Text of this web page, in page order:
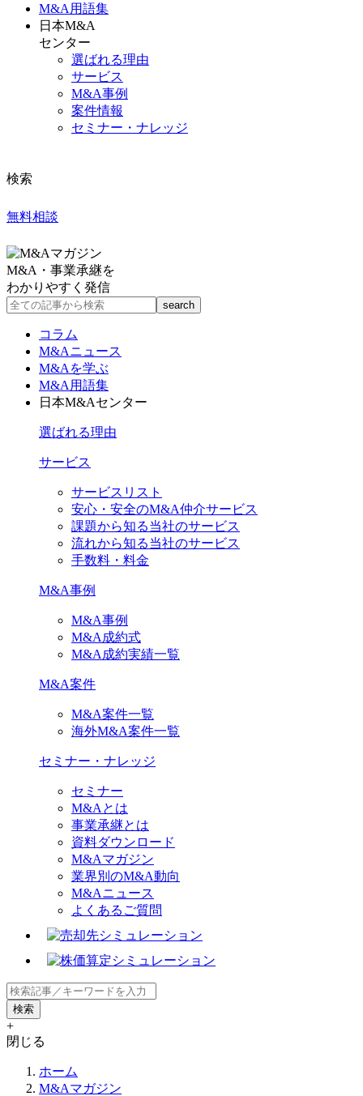
M&A 用語集
日本M&A
センター
選ばれる理由
サービス
M&A事例
案件情報
セミナー・ナレッジ
検索
無料相談
M&A・事業承継を
わかりやすく発信
コラム
M&Aニュース
M&Aを学ぶ
M&A用語集
日本M&Aセンター
選ばれる理由
サービス
サービスリスト
安心・安全のM&A仲介サービス
課題から知る当社のサービス
流れから知る当社のサービス
手数料・料金
M&A事例
M&A事例
M&A成約式
M&A成約実績一覧
M&A案件
M&A案件一覧
海外M&A案件一覧
セミナー・ナレッジ
セミナー
M&Aとは
事業承継とは
資料ダウンロード
M&Aマガジン
業界別のM&A動向
M&Aニュース
よくあるご質問
+
閉じる
ホーム
M&Aマガジン